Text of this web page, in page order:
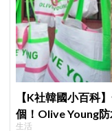
【K社韓國小百科
個！Olive Young
生活